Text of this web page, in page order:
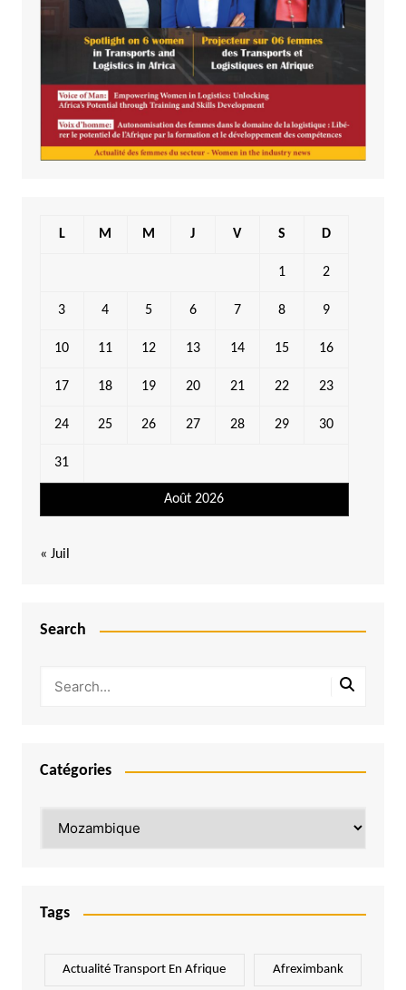
Août 2026
L M M J V S D
1 2
3 4 5 6 7 8 9
10 11 12 13 14 15 16
17 18 19 20 21 22 23
24 25 26 27 28 29 30
31
« Juil
Search
Catégories
Tags
Actualité Transport En Afrique Afreximbank